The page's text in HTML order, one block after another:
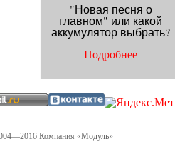
"Новая песня о
главном" или какой
аккумулятор выбрать?
Подробнее
Компания «Модуль»